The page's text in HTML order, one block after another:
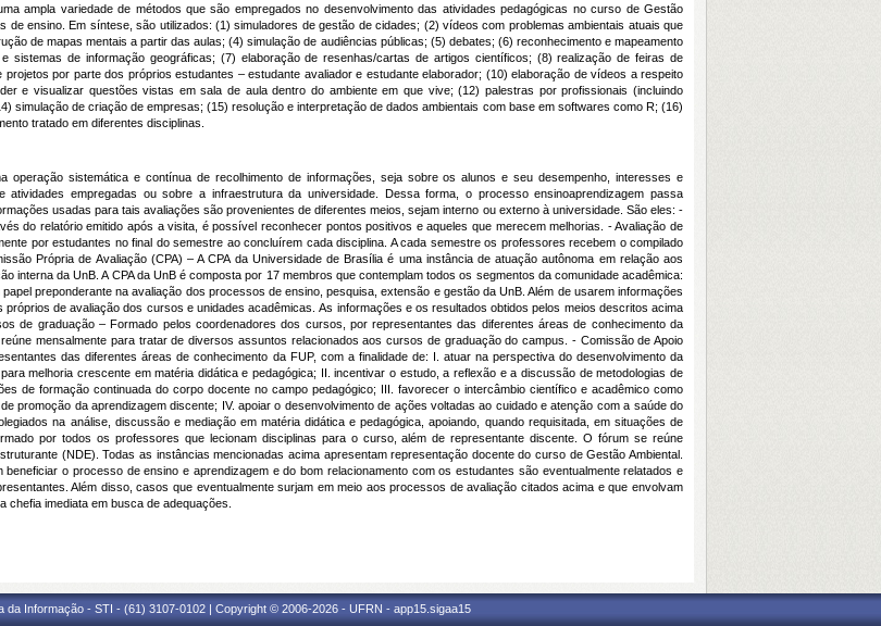
ampla variedade de métodos que são empregados no desenvolvimento das atividades pedagógicas no curso de Gestão
de ensino. Em síntese, são utilizados: (1) simuladores de gestão de cidades; (2) vídeos com problemas ambientais atuais que
de mapas mentais a partir das aulas; (4) simulação de audiências públicas; (5) debates; (6) reconhecimento e mapeamento
sistemas de informação geográficas; (7) elaboração de resenhas/cartas de artigos científicos; (8) realização de feiras de
por parte dos próprios estudantes – estudante avaliador e estudante elaborador; (10) elaboração de vídeos a respeito
e visualizar questões vistas em sala de aula dentro do ambiente em que vive; (12) palestras por profissionais (incluindo
simulação de criação de empresas; (15) resolução e interpretação de dados ambientais com base em softwares como R; (16)
tratado em diferentes disciplinas.
operação sistemática e contínua de recolhimento de informações, seja sobre os alunos e seu desempenho, interesses e
empregadas ou sobre a infraestrutura da universidade. Dessa forma, o processo ensinoaprendizagem passa
usadas para tais avaliações são provenientes de diferentes meios, sejam interno ou externo à universidade. São eles: -
do relatório emitido após a visita, é possível reconhecer pontos positivos e aqueles que merecem melhorias. - Avaliação de
por estudantes no final do semestre ao concluírem cada disciplina. A cada semestre os professores recebem o compilado
Própria de Avaliação (CPA) – A CPA da Universidade de Brasília é uma instância de atuação autônoma em relação aos
interna da UnB. A CPA da UnB é composta por 17 membros que contemplam todos os segmentos da comunidade acadêmica:
preponderante na avaliação dos processos de ensino, pesquisa, extensão e gestão da UnB. Além de usarem informações
de avaliação dos cursos e unidades acadêmicas. As informações e os resultados obtidos pelos meios descritos acima
de graduação – Formado pelos coordenadores dos cursos, por representantes das diferentes áreas de conhecimento da
mensalmente para tratar de diversos assuntos relacionados aos cursos de graduação do campus. - Comissão de Apoio
das diferentes áreas de conhecimento da FUP, com a finalidade de: I. atuar na perspectiva do desenvolvimento da
melhoria crescente em matéria didática e pedagógica; II. incentivar o estudo, a reflexão e a discussão de metodologias de
de formação continuada do corpo docente no campo pedagógico; III. favorecer o intercâmbio científico e acadêmico como
promoção da aprendizagem discente; IV. apoiar o desenvolvimento de ações voltadas ao cuidado e atenção com a saúde do
na análise, discussão e mediação em matéria didática e pedagógica, apoiando, quando requisitada, em situações de
por todos os professores que lecionam disciplinas para o curso, além de representante discente. O fórum se reúne
(NDE). Todas as instâncias mencionadas acima apresentam representação docente do curso de Gestão Ambiental.
o processo de ensino e aprendizagem e do bom relacionamento com os estudantes são eventualmente relatados e
Além disso, casos que eventualmente surjam em meio aos processos de avaliação citados acima e que envolvam
imediata em busca de adequações.
da Informação - STI - (61) 3107-0102 | Copyright © 2006-2026 - UFRN - app15.sigaa15